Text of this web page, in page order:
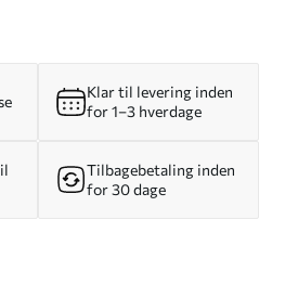
med grønne blade, på en
Klar til levering inden
for 1–3 hverdage
Tilbagebetaling inden
for 30 dage